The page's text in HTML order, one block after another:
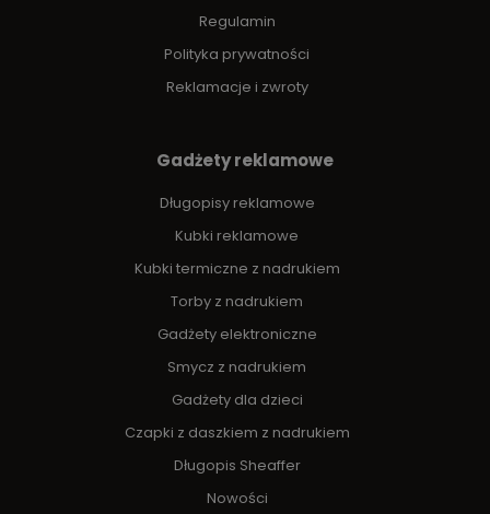
Regulamin
Polityka prywatności
Reklamacje i zwroty
Gadżety reklamowe
Długopisy reklamowe
Kubki reklamowe
Kubki termiczne z nadrukiem
Torby z nadrukiem
Gadżety elektroniczne
Smycz z nadrukiem
Gadżety dla dzieci
Czapki z daszkiem z nadrukiem
Długopis Sheaffer
Nowości